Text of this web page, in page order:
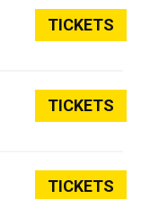
TICKETS
TICKETS
TICKETS